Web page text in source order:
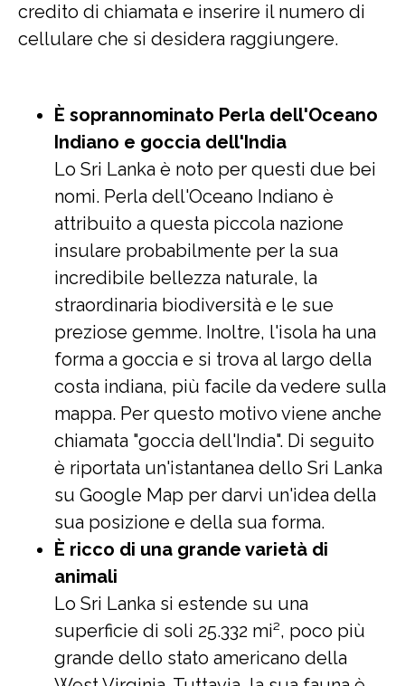
credito di chiamata e inserire il numero di
cellulare che si desidera raggiungere.
È soprannominato Perla dell'Oceano
Indiano e goccia dell'India
Lo Sri Lanka è noto per questi due bei
nomi. Perla dell'Oceano Indiano è
attribuito a questa piccola nazione
insulare probabilmente per la sua
incredibile bellezza naturale, la
straordinaria biodiversità e le sue
preziose gemme. Inoltre, l'isola ha una
forma a goccia e si trova al largo della
costa indiana, più facile da vedere sulla
mappa. Per questo motivo viene anche
chiamata "goccia dell'India". Di seguito
è riportata un'istantanea dello Sri Lanka
su Google Map per darvi un'idea della
sua posizione e della sua forma.
È ricco di una grande varietà di
animali
Lo Sri Lanka si estende su una
superficie di soli 25.332 mi², poco più
grande dello stato americano della